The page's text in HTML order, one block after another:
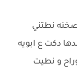
نطتني
دكت ع ابويه
و نطيت